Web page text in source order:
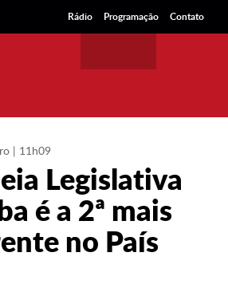
Rádio Programação Contato
| 11h09
Legislativa
é a 2ª mais
no País